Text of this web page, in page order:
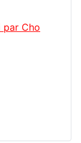
par Cho